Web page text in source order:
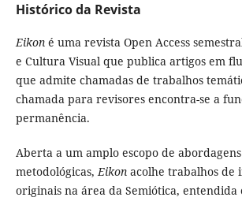
Histórico da Revista
Eikoné uma revista Open Access
e Cultura Visual que publica artigos em
que admite chamadas de trabalhos
chamada para revisores encontra-se a
permanência.
Aberta a um amplo escopo de
metodológicas,Eikonacolhe trabalhos de
originais na área da Semiótica, entendida